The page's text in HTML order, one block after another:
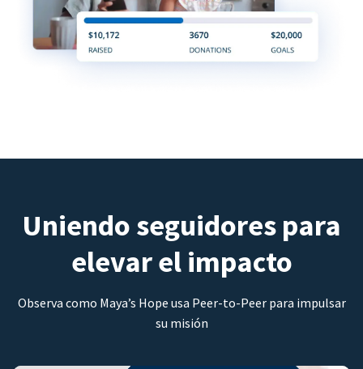
Uniendo seguidores para
elevar el impacto
Observa como Maya’s Hope usa Peer-to-Peer para impulsar
su misión